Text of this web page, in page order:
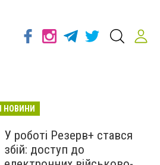
НОВИНИ
У роботі Резерв+ стався
збій: доступ до